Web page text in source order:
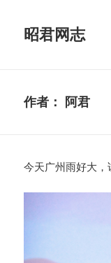
昭君网志
作者： 阿君
今天广州雨好大